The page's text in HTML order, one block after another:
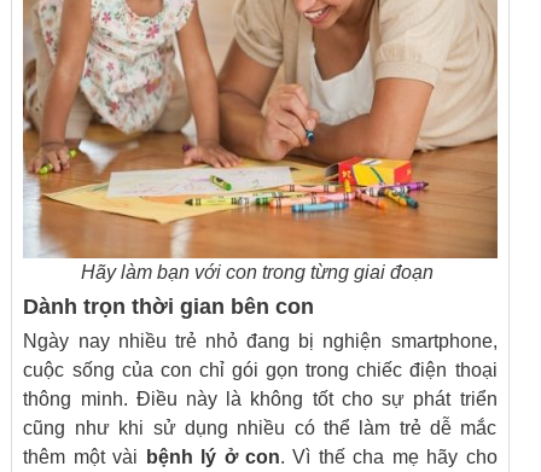
Hãy làm bạn với con trong từng giai đoạn
Dành trọn thời gian bên con
Ngày nay nhiều trẻ nhỏ đang bị nghiện smartphone,
cuộc sống của con chỉ gói gọn trong chiếc điện thoại
thông minh. Điều này là không tốt cho sự phát triển
cũng như khi sử dụng nhiều có thể làm trẻ dễ mắc
thêm một vài
bệnh lý ở con. Vì thế cha mẹ hãy cho